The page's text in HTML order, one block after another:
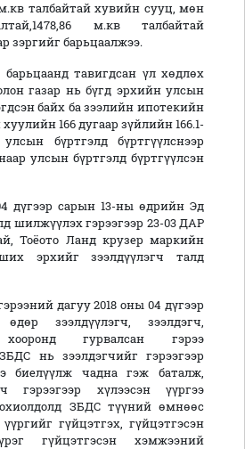
талбайтай хувийн сууц, мөн
м.кв талбайтай
зэргийг барьцаалжээ.
барьцаанд тавигдсан үл хөдлөх
газар нь бүгд эрхийн улсын
байх ба зээлийн ипотекийн
166 дугаар зүйлийн 166.1-
бүртгэлд бүртгүүлснээр
улсын бүртгэлд бүртгүүлсэн
дүгээр сарын 13-ны өдрийн Эд
шилжүүлэх гэрээгээр 23-03 ДАР
Тоёото Ланд крузер маркийн
эрхийг зээлдүүлэгч талд
дагуу 2018 оны 04 дүгээр
зээлдүүлэгч, зээлдэгч,
гурвалсан гэрээ
нь зээлдэгчийг гэрээгээр
биелүүлж чадна гэж баталж,
гэрээгээр хүлээсэн үүргээ
ЗБДС түүний өмнөөс
гүйцэтгэх, гүйцэтгэсэн
гүйцэтгэсэн хэмжээний